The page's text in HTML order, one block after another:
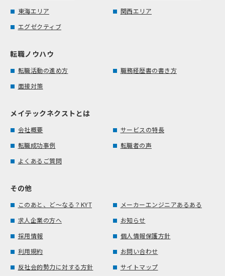
東海エリア
関西エリア
エグゼクティブ
転職ノウハウ
転職活動の進め方
職務経歴書の書き方
面接対策
メイテックネクストとは
会社概要
サービスの特長
転職成功事例
転職者の声
よくあるご質問
その他
このあと、ど～なる？KYT
メーカーエンジニアあるある
求人企業の方へ
お知らせ
採用情報
個人情報保護方針
利用規約
お問い合わせ
反社会的勢力に対する方針
サイトマップ